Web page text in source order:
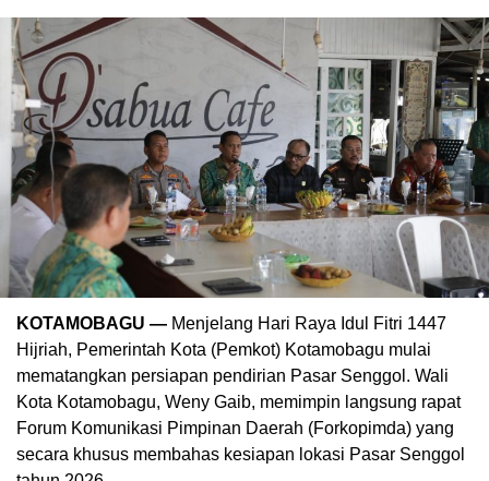
KOTAMOBAGU — Menjelang Hari Raya Idul Fitri 1447
Hijriah, Pemerintah Kota (Pemkot) Kotamobagu mulai
mematangkan persiapan pendirian Pasar Senggol. Wali
Kota Kotamobagu, Weny Gaib, memimpin langsung rapat
Forum Komunikasi Pimpinan Daerah (Forkopimda) yang
secara khusus membahas kesiapan lokasi Pasar Senggol